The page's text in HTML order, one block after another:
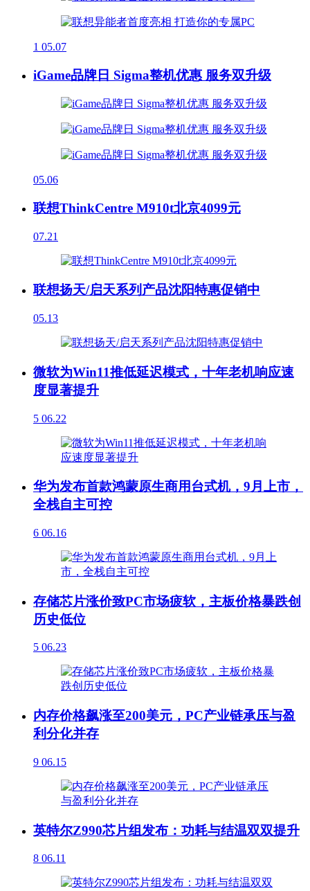
1 05.07
iGame品牌日 Sigma整机优惠 服务双升级
05.06
联想ThinkCentre M910t北京4099元
07.21
联想扬天/启天系列产品沈阳特惠促销中
05.13
微软为Win11推低延迟模式，十年老机响应速
度显著提升
5 06.22
华为发布首款鸿蒙原生商用台式机，9月上市，
全栈自主可控
6 06.16
存储芯片涨价致PC市场疲软，主板价格暴跌创
历史低位
5 06.23
内存价格飙涨至200美元，PC产业链承压与盈
利分化并存
9 06.15
英特尔Z990芯片组发布：功耗与结温双双提升
8 06.11